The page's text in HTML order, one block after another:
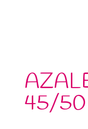
45/50